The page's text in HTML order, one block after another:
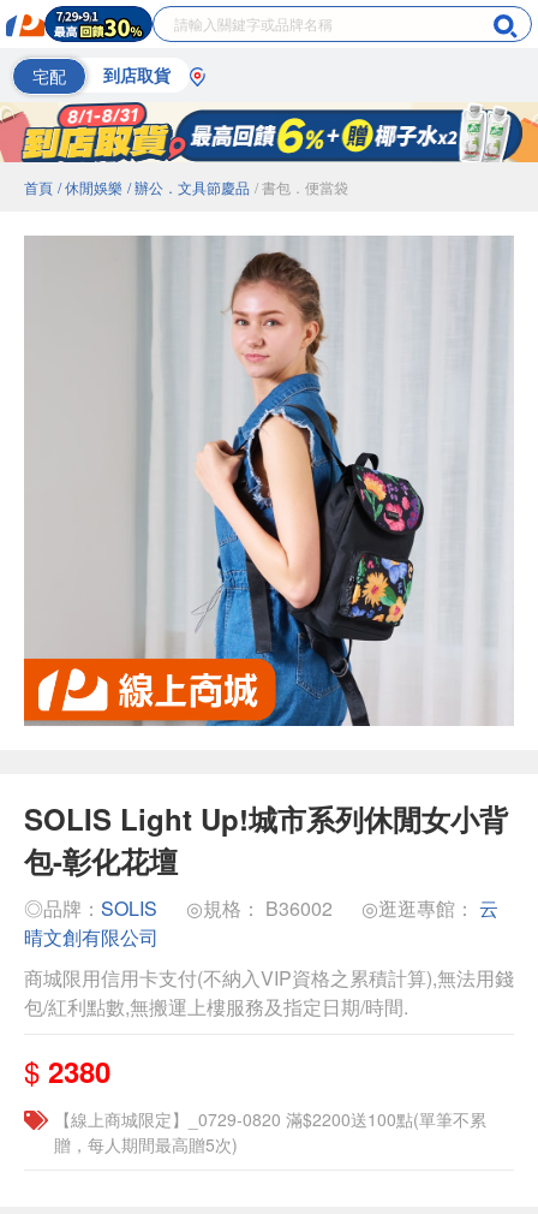
宅配 到店取貨
首頁 / 休閒娛樂 / 辦公．文具節慶品 / 書包．便當袋
SOLIS Light Up!城市系列休閒女小背
包-彰化花壇
◎品牌： SOLIS ◎規格： B36002 ◎逛逛專館： 云
晴文創有限公司
商城限用信用卡支付(不納入VIP資格之累積計算),無法用錢
包/紅利點數,無搬運上樓服務及指定日期/時間.
$ 2380
【線上商城限定】_0729-0820 滿$2200送100點(單筆不累
贈，每人期間最高贈5次)